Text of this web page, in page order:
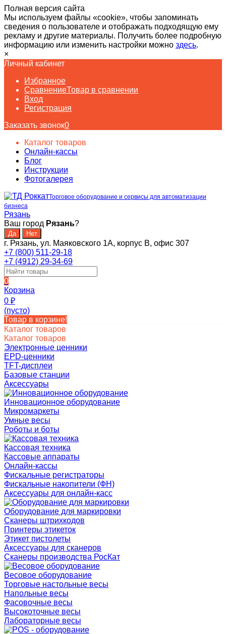
Полная версия сайта
Мы используем файлы «cookie», чтобы запоминать
сведения о пользователе и отображать подходящую ему
рекламу и другие материалы. Получить более подробную
информацию или изменить настройки можно здесь.
×
Личный кабинет
Избранное
СравнениеТовар в сравнении
Вход
Регистрация
Заказать звонок0
Каталог товаров
Онлайн-кассы
Блог
Инструкции
Фотогалерея
Торговое оборудование и сервисы для автоматизации
бизнеса
Рязань
Ваш город Рязань?
г. Рязань, ул. Маяковского 1А, корпус B, офис 307
+7 (800) 511-29-18
+7 (4912) 29-34-69
0
Корзина
0 ₽
(пусто)
Товар в корзине!
Каталог товаров
Каталог товаров
Электронные ценники
EPD-ценники
TFT-дисплеи
Базовые станции
Аксессуары
Инновационное оборудование
Микромаркеты
Умные весы
Роботы и боты
Кассовая техника
Кассовые аппараты
Онлайн-кассы
Фискальные регистраторы
Фискальные накопители (ФН)
Аксессуары для онлайн-касс
Оборудование для маркировки
Сканеры штрихкодов
Принтеры этикеток
Этикет пистолеты
Аксессуары для сканеров
Сканеры производства РосКат
Весовое оборудование
Торговые настольные весы
Напольные весы
Фасовочные весы
Высокоточные весы
Лабораторные весы